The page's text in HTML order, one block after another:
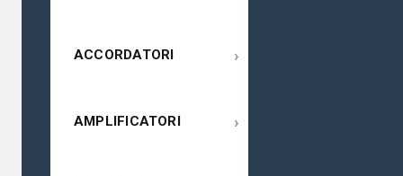
ACCORDATORI ›
AMPLIFICATORI ›